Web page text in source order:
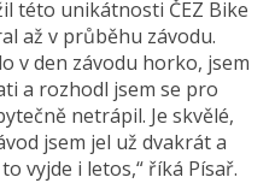
této unikátnosti ČEZ Bike
až v průběhu závodu.
v den závodu horko, jsem
a rozhodl jsem se pro
netrápil. Je skvělé,
jsem jel už dvakrát a
vyjde i letos,“ říká Písař.